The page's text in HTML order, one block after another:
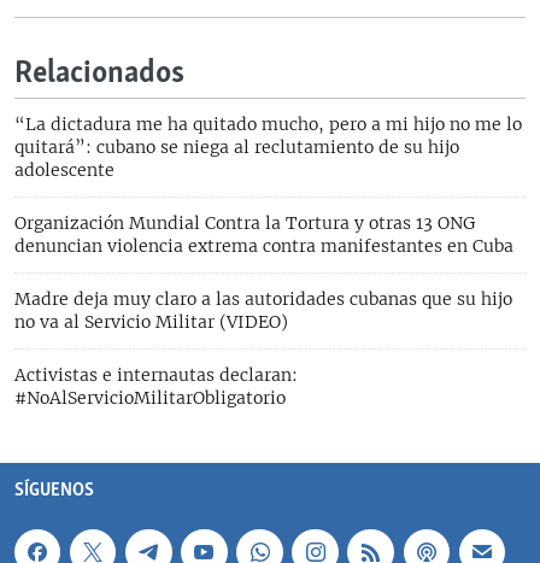
Relacionados
“La dictadura me ha quitado mucho, pero a mi hijo no me lo
quitará”: cubano se niega al reclutamiento de su hijo
adolescente
Organización Mundial Contra la Tortura y otras 13 ONG
denuncian violencia extrema contra manifestantes en Cuba
Madre deja muy claro a las autoridades cubanas que su hijo
no va al Servicio Militar (VIDEO)
Activistas e internautas declaran:
#NoAlServicioMilitarObligatorio
SÍGUENOS